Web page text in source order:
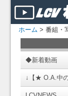
ホーム > 番組・
◆新着動画
↓【★ O.A.中